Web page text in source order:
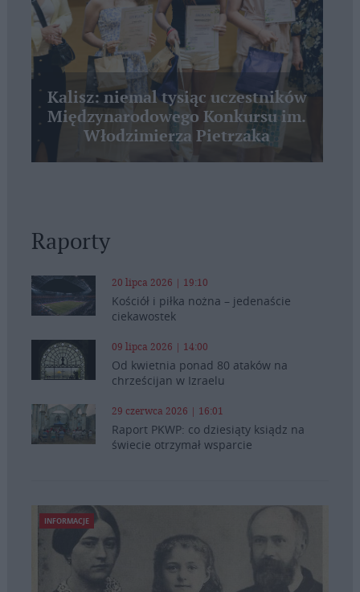
Kalisz: niemal tysiąc uczestników
Międzynarodowego Konkursu im.
Włodzimierza Pietrzaka
Raporty
20 lipca 2026 | 19:10
Kościół i piłka nożna – jedenaście
ciekawostek
09 lipca 2026 | 14:00
Od kwietnia ponad 80 ataków na
chrześcijan w Izraelu
29 czerwca 2026 | 16:01
Raport PKWP: co dziesiąty ksiądz na
świecie otrzymał wsparcie
INFORMACJE